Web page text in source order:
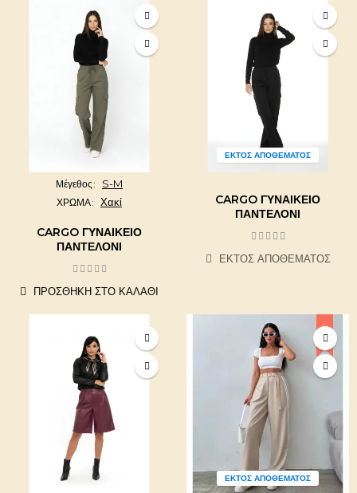
Μέγεθος S-M
ΧΡΩΜΑ Χακί
CARGO ΓΥΝΑΙΚΕΊΟ
ΠΑΝΤΕΛΌΝΙ
ΠΡΟΣΘΉΚΗ ΣΤΟ ΚΑΛΆΘΙ
ΕΚΤΌΣ ΑΠΟΘΈΜΑΤΟΣ
CARGO ΓΥΝΑΙΚΕΊΟ
ΠΑΝΤΕΛΌΝΙ
ΕΚΤΌΣ ΑΠΟΘΈΜΑΤΟΣ
ΕΚΤΌΣ ΑΠΟΘΈΜΑΤΟΣ
-20%